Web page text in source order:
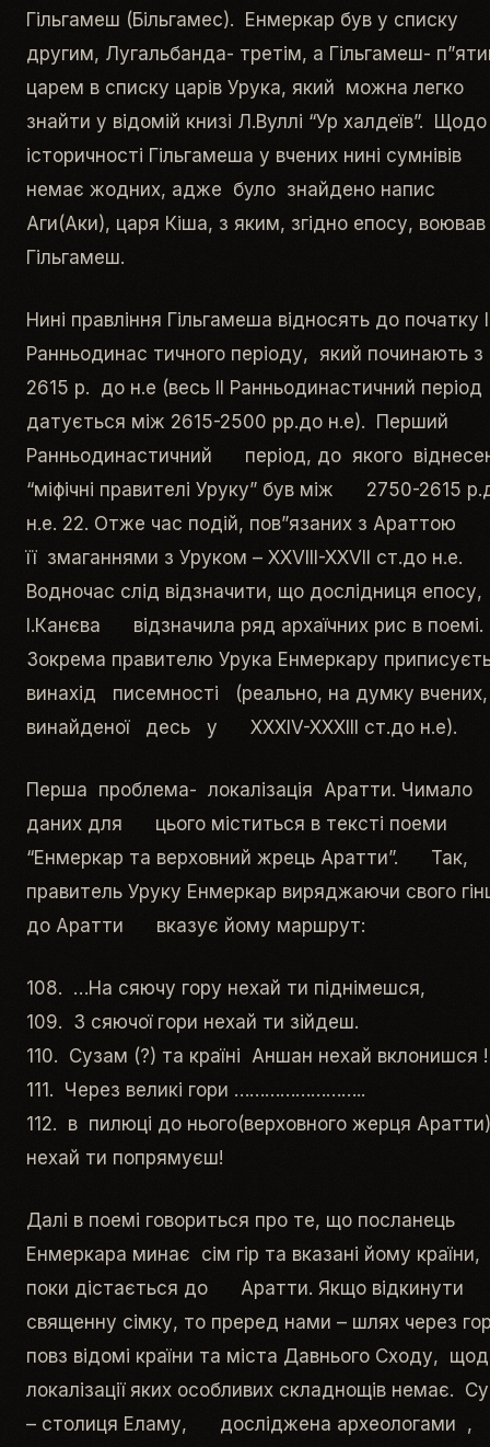
Гільгамеш (Більгамес). Енмеркар був у списку
другим, Лугальбанда- третім, а Гільгамеш-
царем в списку царів Урука, який можна легко
знайти у відомій книзі Л.Вуллі “Ур халдеїв”. Щодо
історичності Гільгамеша у вчених нині сумнівів
немає жодних, адже було знайдено напис
Аги(Аки), царя Кіша, з яким, згідно епосу, воював
Гільгамеш.
Нині правління Гільгамеша відносять до початку
Ранньодинас тичного періоду, який починають з
2615 р. до н.е (весь ІІ Ранньодинастичний
датується між 2615-2500 рр.до н.е). Перший
Ранньодинастичний період, до якого
“міфічні правителі Уруку” був між 2750-2615
н.е. 22. Отже час подій, пов”язаних з Араттою
її змаганнями з Уруком – ХХVIII-XXVII ст.до н.е.
Водночас слід відзначити, що дослідниця епосу,
І.Канєва відзначила ряд архаїчних рис в поемі.
Зокрема правителю Урука Енмеркару
винахід писемності (реально, на думку
винайденої десь у XXXIV-XXXIII ст.до н.е).
Перша проблема- локалізація Аратти. Чимало
даних для цього міститься в тексті поеми
“Енмеркар та верховний жрець Аратти”. Так,
правитель Уруку Енмеркар виряджаючи свого
до Аратти вказує йому маршрут:
108. …На сяючу гору нехай ти піднімешся,
109. З сяючої гори нехай ти зійдеш.
110. Сузам (?) та країні Аншан нехай вклонишся
111. Через великі гори ……………………..
112. в пилюці до нього(верховного жерця Аратти)
нехай ти попрямуєш!
Далі в поемі говориться про те, що посланець
Енмеркара минає сім гір та вказані йому країни,
поки дістається до Аратти. Якщо відкинути
священну сімку, то преред нами – шлях через
повз відомі країни та міста Давнього Сходу,
локалізації яких особливих складнощів немає.
– столиця Еламу, досліджена археологами ,